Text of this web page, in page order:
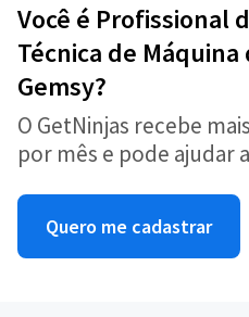
Você é Profissional
Técnica de Máquina
Gemsy?
O GetNinjas recebe
por mês e pode ajudar
Quero me cadastrar